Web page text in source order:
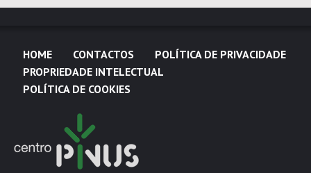
HOME CONTACTOS
POLÍTICA DE PRIVACIDADE
PROPRIEDADE INTELECTUAL
POLÍTICA DE COOKIES